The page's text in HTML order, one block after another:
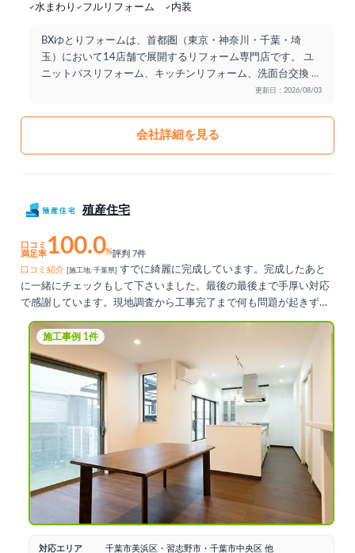
水まわり フルリフォーム 内装
BXゆとりフォームは、首都圏（東京・神奈川・千葉・埼
玉）において14店舗で展開するリフォーム専門店です。 ユ
ニットバスリフォーム、キッチンリフォーム、洗面台交換 ...
更新日：2026/08/03
会社詳細を見る
殖産住宅
口コミ
満足率100.0%評判 7件
口コミ紹介 [施工地: 千葉県] すでに綺麗に完成しています。完成したあと
に一緒にチェックもして下さいました。最後の最後まで手厚い対応
で感謝しています。現地調査から工事完了まで何も問題が起きず無
事に終わりよかったです。
施工事例 1件
対応エリア 千葉市美浜区・習志野市・千葉市中央区 他